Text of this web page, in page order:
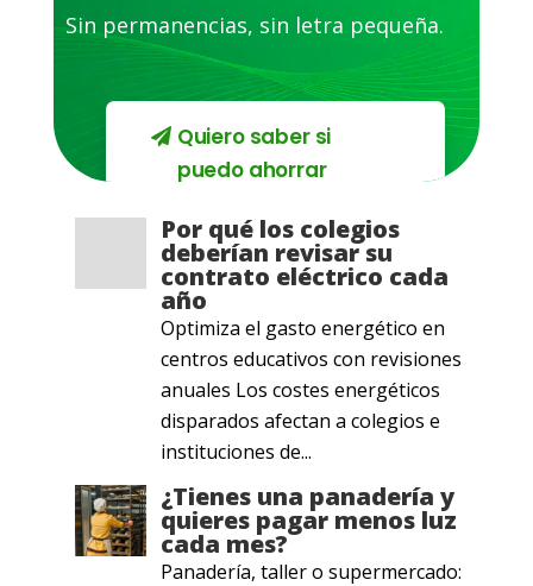
Sin permanencias, sin letra pequeña.
Quiero saber si
puedo ahorrar
Por qué los colegios
deberían revisar su
contrato eléctrico cada
año
Optimiza el gasto energético en
centros educativos con revisiones
anuales Los costes energéticos
disparados afectan a colegios e
instituciones de...
¿Tienes una panadería y
quieres pagar menos luz
cada mes?
Panadería, taller o supermercado: